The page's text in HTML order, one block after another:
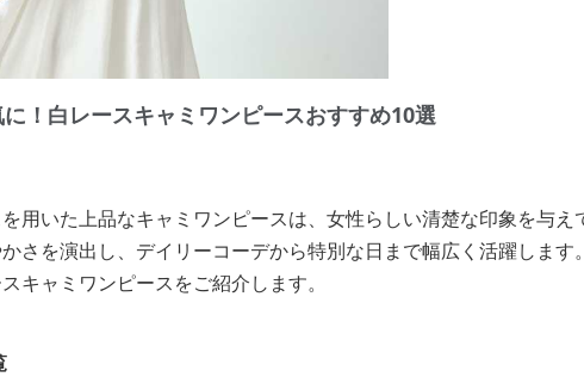
！白レースキャミワンピースおすすめ10選
用いた上品なキャミワンピースは、女性らしい清楚な印象を与え
さを演出し、デイリーコーデから特別な日まで幅広く活躍します
キャミワンピースをご紹介します。